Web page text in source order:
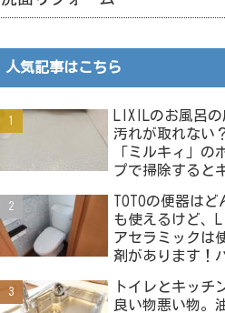
人気記事はこちら
LIXILのお風呂
汚れが取れない
「ミルキィ」の
プで掃除すると
クの予感･･･。
TOTOの便器は
も使えるけど、
アセラミックは
剤があります！
洗剤が沢山！
トイレとキッチ
良い物悪い物。